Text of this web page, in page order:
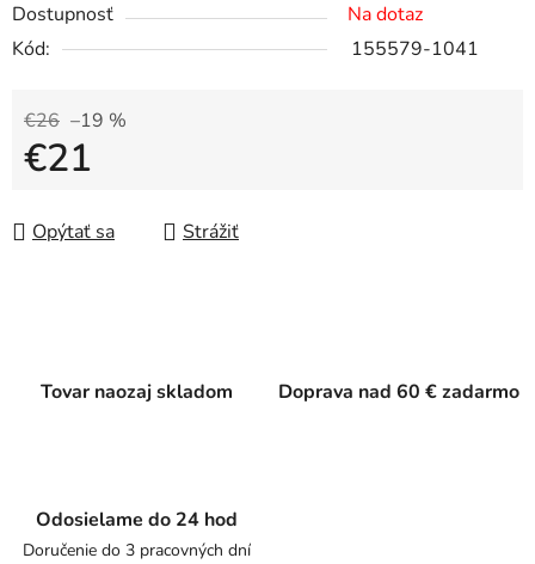
Dostupnosť
Na dotaz
Kód:
155579-1041
€26 –19 %
€21
Opýtať sa
Strážiť
Tovar naozaj skladom Doprava nad 60 € zadarmo
Odosielame do 24 hod
Doručenie do 3 pracovných dní